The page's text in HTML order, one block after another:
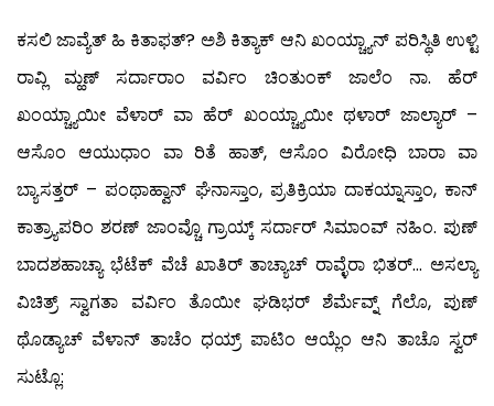
ಕಸಲಿ ಜಾವ್ಯೆತ್ ಹಿ ಕಿತಾಫತ್? ಅಶಿ ಕಿತ್ಯಾಕ್ ಆನಿ ಖಂಯ್ಚ್ಯಾನ್ ಪರಿಸ್ಥಿತಿ ಉಳ್ಟಿ
ರಾವ್ಲಿ ಮ್ಹಣ್ ಸರ್ದಾರಾಂ ವರ್ವಿಂ ಚಿಂತುಂಕ್ ಜಾಲೆಂ ನಾ. ಹೆರ್
ಖಂಯ್ಚ್ಯಾಯೀ ವೆಳಾರ್ ವಾ ಹೆರ್ ಖಂಯ್ಚ್ಯಾಯೀ ಥಳಾರ್ ಜಾಲ್ಯಾರ್ –
ಆಸೊಂ ಆಯುಧಾಂ ವಾ ರಿತೆ ಹಾತ್, ಆಸೊಂ ವಿರೋಧಿ ಬಾರಾ ವಾ
ಬ್ಯಾಸತ್ತರ್ – ಪಂಥಾಹ್ವಾನ್ ಘೆನಾಸ್ತಾಂ, ಪ್ರತಿಕ್ರಿಯಾ ದಾಕಯ್ನಾಸ್ತಾಂ, ಕಾನ್
ಕಾತ್ರ್ಯಾಪರಿಂ ಶರಣ್ ಜಾಂವ್ಚೊ ಗ್ರಾಯ್ಕ್ ಸರ್ದಾರ್ ಸಿಮಾಂವ್ ನಹಿಂ. ಪುಣ್
ಬಾದಶಹಾಚ್ಯಾ ಭೆಟೆಕ್ ವೆಚೆ ಖಾತಿರ್ ತಾಚ್ಯಾಚ್ ರಾವ್ಳೆರಾ ಭಿತರ್… ಅಸಲ್ಯಾ
ವಿಚಿತ್ರ್ ಸ್ವಾಗತಾ ವರ್ವಿಂ ತೊಯೀ ಘಡಿಭರ್ ಶೆರ್ಮೆವ್ನ್ ಗೆಲೊ, ಪುಣ್
ಥೊಡ್ಯಾಚ್ ವೆಳಾನ್ ತಾಚೆಂ ಧಯ್ರ್ ಪಾಟಿಂ ಆಯ್ಲೆಂ ಆನಿ ತಾಚೊ ಸ್ವರ್
ಸುಟ್ಲೊ: